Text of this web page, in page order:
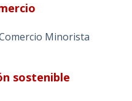
Minorista
sostenible